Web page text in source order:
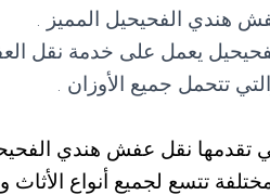
هندي الفحيحيل المميز .
يعمل على خدمة نقل
تتحمل جميع الأوزان .
تقدمها نقل عفش هندي
تتسع لجميع أنواع